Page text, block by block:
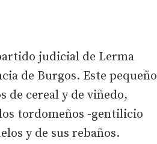
judicial de Lerma
de Burgos. Este pequeño
de cereal y de viñedo,
tordomeños -gentilicio
y de sus rebaños.